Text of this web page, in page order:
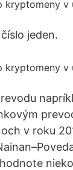
jeden.
v roku